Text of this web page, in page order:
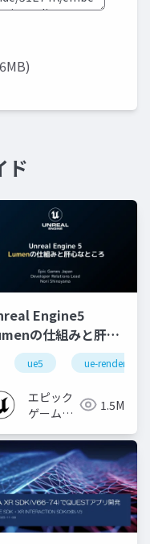
ド
Engine5
の仕組みと肝心
ころ
ue5 ue-rendering
エピック
ゲームズ
1.5M